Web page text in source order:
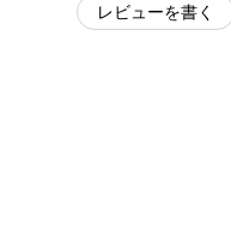
レビューを書く